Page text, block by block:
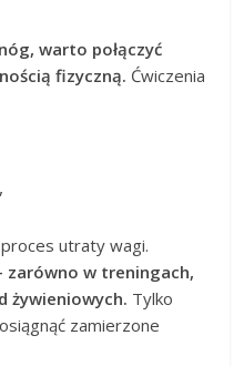
warto połączyć
fizyczną. Ćwiczenia
utraty wagi.
zarówno w treningach,
żywieniowych. Tylko
zamierzone